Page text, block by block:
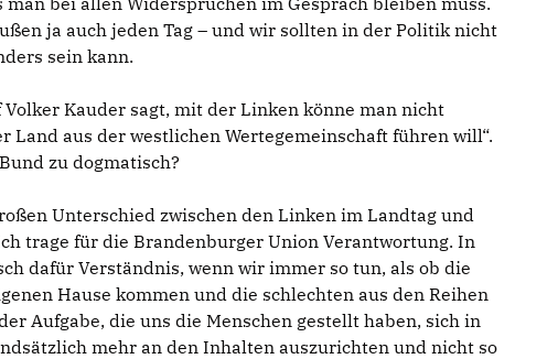
ja auch jeden Tag – und wir sollten in der Politik nicht
sein kann.
Kauder sagt, mit der Linken könne man nicht
Land aus der westlichen Wertegemeinschaft führen will“.
zu dogmatisch?
Unterschied zwischen den Linken im Landtag und
trage für die Brandenburger Union Verantwortung. In
dafür Verständnis, wenn wir immer so tun, als ob die
Hause kommen und die schlechten aus den Reihen
Aufgabe, die uns die Menschen gestellt haben, sich in
mehr an den Inhalten auszurichten und nicht so